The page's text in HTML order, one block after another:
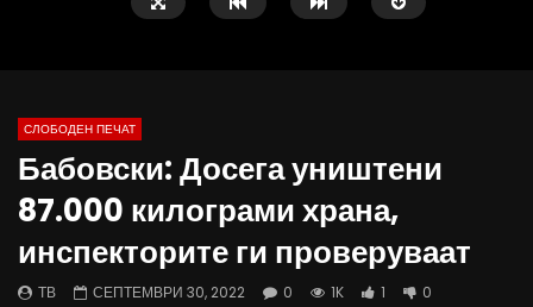
04.08.2026
АВГУСТ 4, 2026
откажувајте од доењето
АВГУСТ 4, 2026
СЛОБОДЕН ПЕЧАТ
Бабовски: Досега уништени
87.000 килограми храна,
инспекторите ги проверуваат
ТВ СЕПТЕМВРИ 30, 2022 0 1K 1 0